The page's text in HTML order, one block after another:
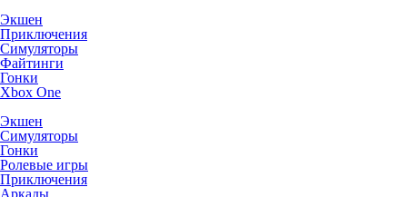
Экшен
Приключения
Симуляторы
Файтинги
Гонки
Xbox One
Экшен
Симуляторы
Гонки
Ролевые игры
Приключения
Аркады